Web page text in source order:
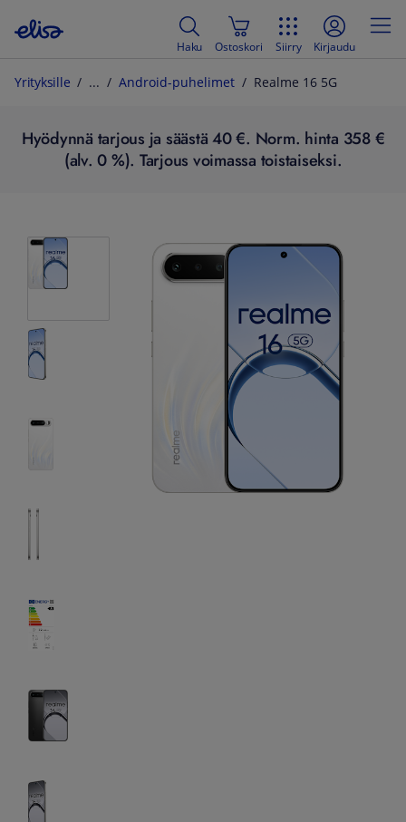
Haku Ostoskori Siirry Kirjaudu
Yrityksille Android-puhelimet Realme 16 5G
Hyödynnä tarjous ja säästä 40 €. Norm. hinta 358 €
(alv. 0 %). Tarjous voimassa toistaiseksi.